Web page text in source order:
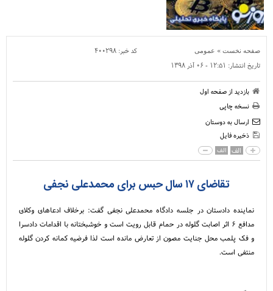
صفحه نخست » عمومی کد خبر: ۴۰۰۲۹۸
تاریخ انتشار: ۱۲:۵۱ - ۰۶ آذر ۱۳۹۸
بازدید از صفحه اول
نسخه چاپی
ارسال به دوستان
ذخیره فایل
الف الف
تقاضای ۱۷ سال حبس برای محمدعلی نجفی
نماینده دادستان در جلسه دادگاه محمدعلی نجفی گفت: برخلاف ادعا‌های وکلای
مدافع ۶ اثر اصابت گلوله در حمام قابل رویت است و خوشبختانه با اقدامات دادسرا
و فک پلمب محل جنایت مصون از تعارض مانده است لذا فرضیه کمانه کردن گلوله
منتفی است.